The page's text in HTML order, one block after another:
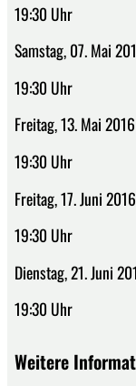
19:30 Uhr
Samstag, 07. Mai
19:30 Uhr
Freitag, 13. Mai 2016
19:30 Uhr
Freitag, 17. Juni 2016
19:30 Uhr
Dienstag, 21. Juni
19:30 Uhr
Weitere